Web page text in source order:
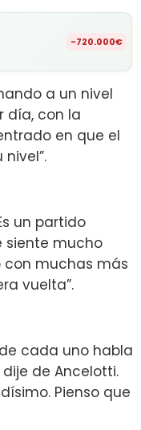
-720.000€
a un nivel
día, con la
en que el
un partido
siente mucho
con muchas más
vuelta”.
cada uno habla
de Ancelotti.
Pienso que